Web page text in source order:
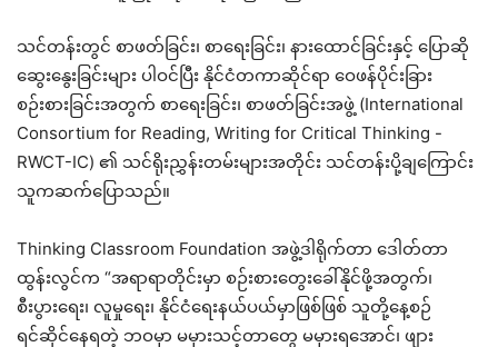
သင်တန်းတွင် စာဖတ်ခြင်း၊ စာရေးခြင်း၊ နားထောင်ခြင်းနှင့် ပြောဆို
ဆွေးနွေးခြင်းများ ပါဝင်ပြီး နိုင်ငံတကာဆိုင်ရာ ဝေဖန်ပိုင်းခြား
စဉ်းစားခြင်းအတွက် စာရေးခြင်း၊ စာဖတ်ခြင်းအဖွဲ့ (International
Consortium for Reading, Writing for Critical Thinking -
RWCT-IC) ၏ သင်ရိုးညွှန်းတမ်းများအတိုင်း သင်တန်းပို့ချကြောင်း
သူကဆက်ပြောသည်။
Thinking Classroom Foundation အဖွဲ့ဒါရိုက်တာ ဒေါတ်တာ
ထွန်းလွင်က “အရာရာတိုင်းမှာ စဉ်းစားတွေးခေါ်နိုင်ဖို့အတွက်၊
စီးပွားရေး၊ လူမှုရေး၊ နိုင်ငံရေးနယ်ပယ်မှာဖြစ်ဖြစ် သူတို့နေ့စဉ်
ရင်ဆိုင်နေရတဲ့ ဘဝမှာ မမှားသင့်တာတွေ မမှားရအောင်၊ ဖျား